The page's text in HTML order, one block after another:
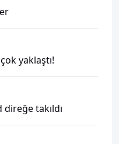
yaklaştı!
takıldı